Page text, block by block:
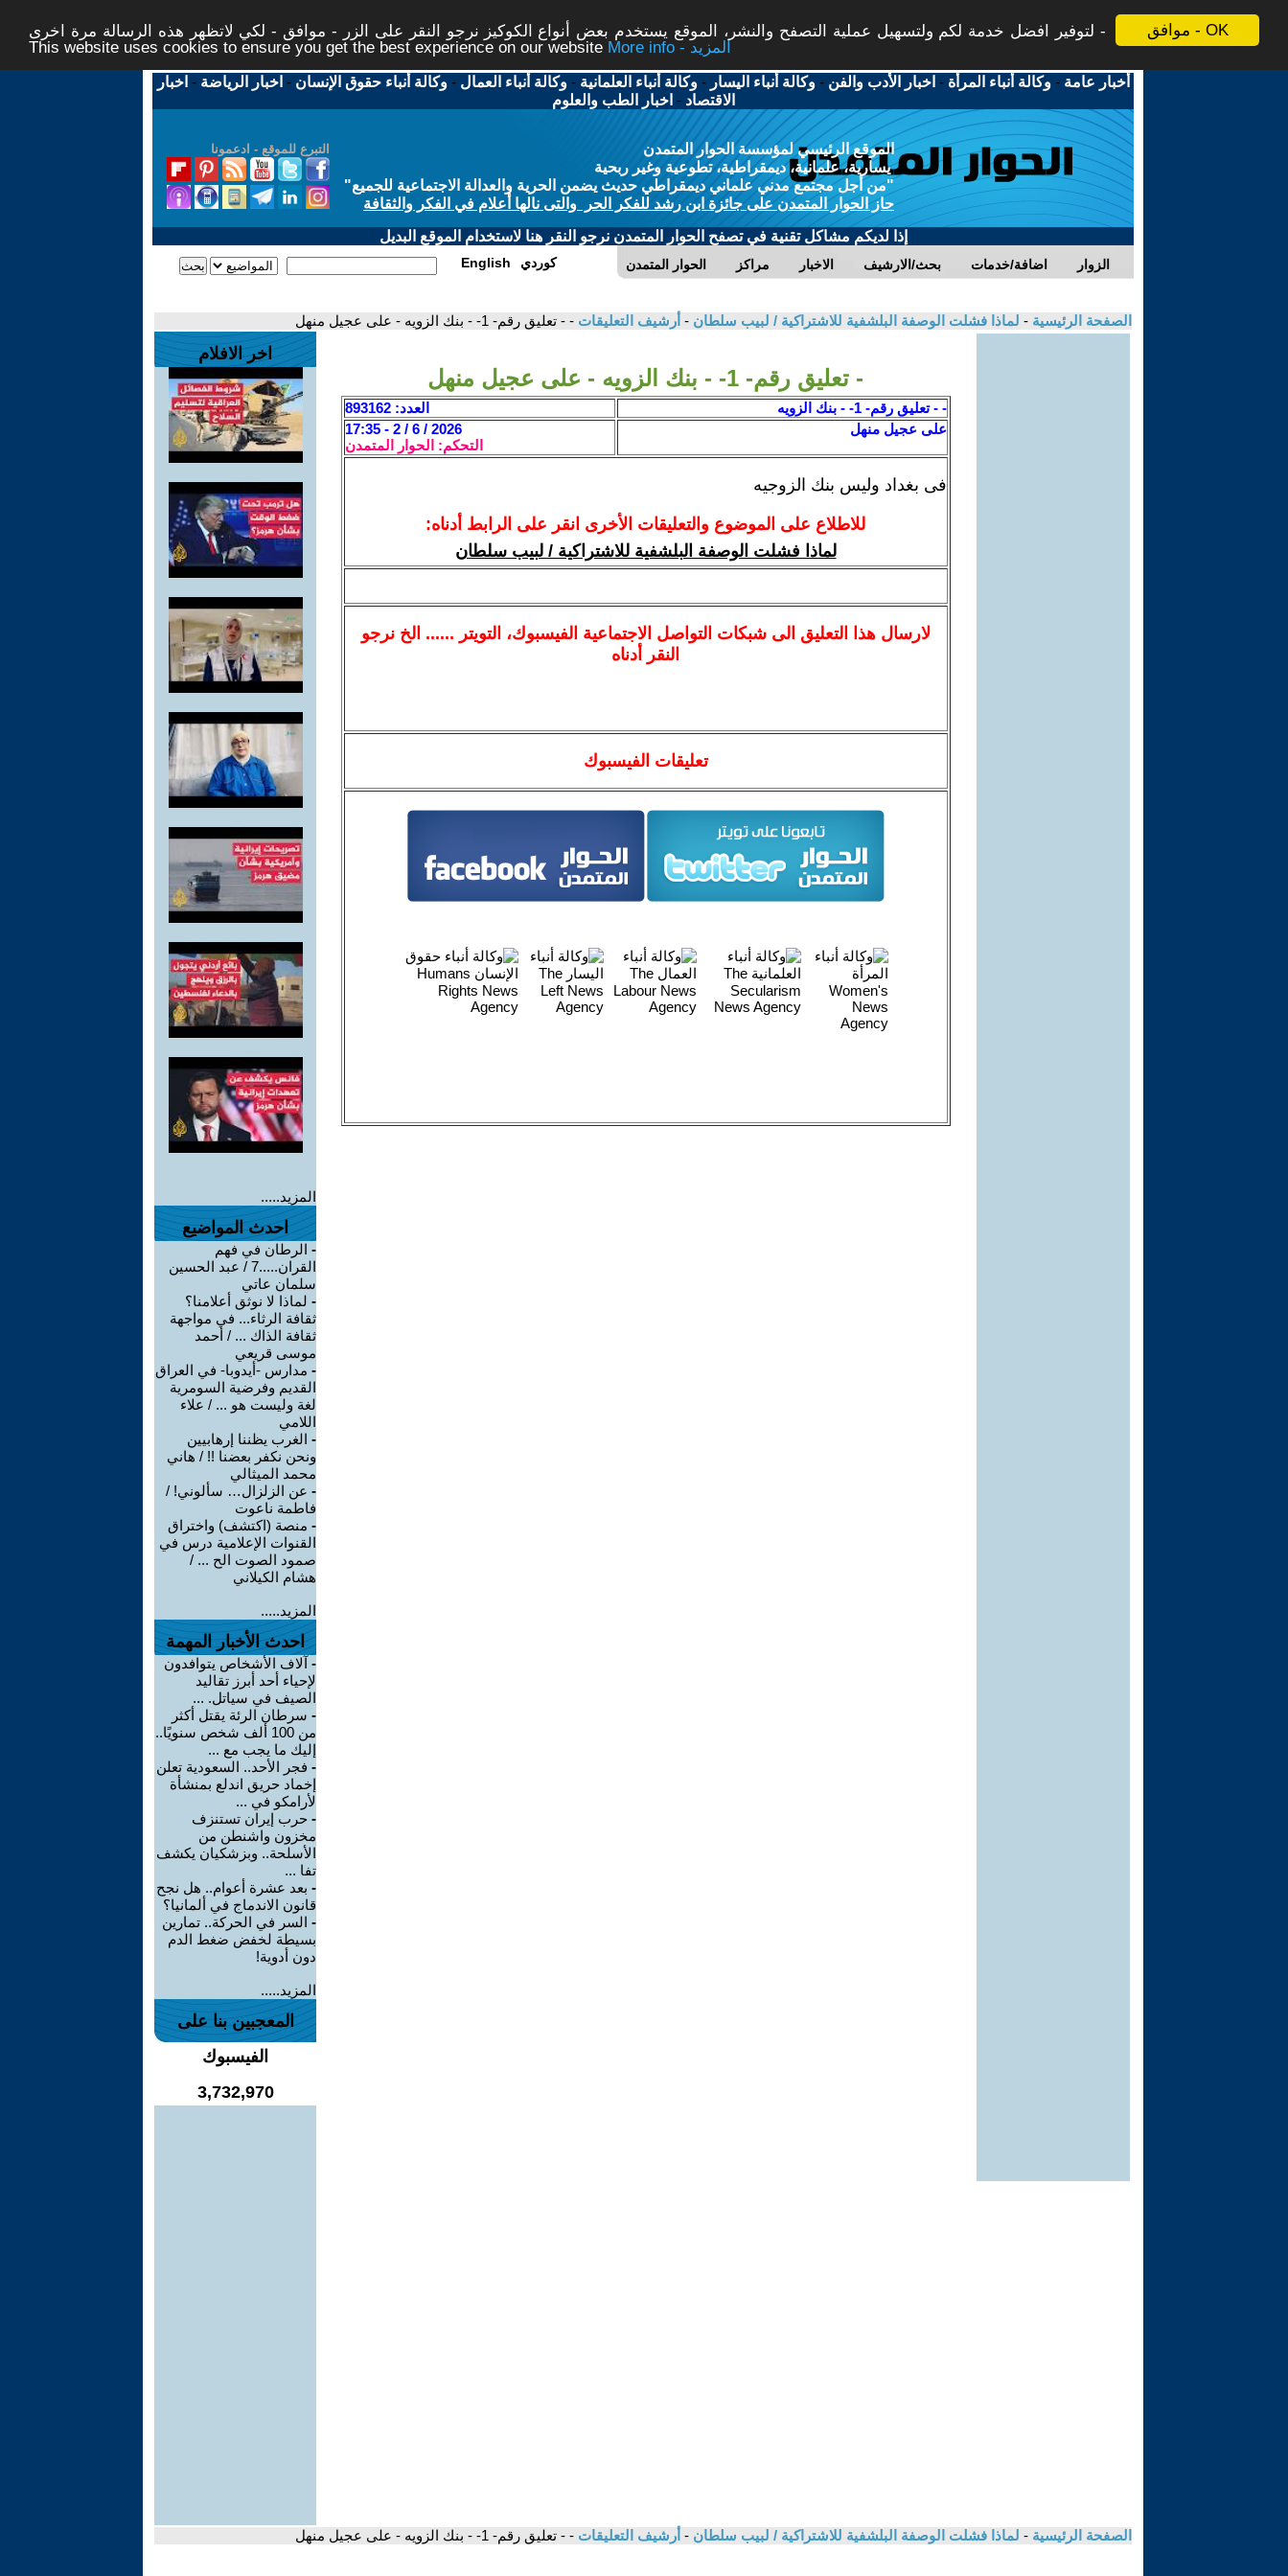
موافق - OK
لتوفير افضل خدمة لكم ولتسهيل عملية التصفح والنشر، الموقع يستخدم بعض أنواع الكوكيز نرجو النقر على الزر - موافق - لكي لاتظهر هذه الرسالة مرة اخرى -
This website uses cookies to ensure you get the best experience on our website
More info - المزيد
أخبار عامة -وكالة أنباء المرأة - اخبار الأدب والفن -وكالة أنباء اليسار -وكالة أنباء العلمانية -وكالة أنباء العمال -وكالة أنباء حقوق الإنسان - اخبار الرياضة - اخبار
الاقتصاد - اخبار الطب والعلوم
التبرع للموقع - ادعمونا
الموقع الرئيسي لمؤسسة الحوار المتمدن
يسارية، علمانية، ديمقراطية، تطوعية وغير ربحية
"من أجل مجتمع مدني علماني ديمقراطي حديث يضمن الحرية والعدالة الاجتماعية للجميع"
حاز الحوار المتمدن على جائزة ابن رشد للفكر الحر والتى نالها أعلام في الفكر والثقافة
إذا لديكم مشاكل تقنية في تصفح الحوار المتمدن نرجو النقر هنا لاستخدام الموقع البديل
الحوار المتمدن مراكز الاخبار بحث/الارشيف اضافة/خدمات الزوار English كوردي
الصفحة الرئيسية - لماذا فشلت الوصفة البلشفية للاشتراكية / لبيب سلطان - أرشيف التعليقات - - تعليق رقم- 1- - بنك الزويه - على عجيل منهل
- تعليق رقم- 1- - بنك الزويه - على عجيل منهل
- - تعليق رقم- 1- - بنك الزويه
العدد: 893162
على عجيل منهل
2026 / 6 / 2 - 17:35
التحكم: الحوار المتمدن
فى بغداد وليس بنك الزوجيه
للاطلاع على الموضوع والتعليقات الأخرى انقر على الرابط أدناه:
لماذا فشلت الوصفة البلشفية للاشتراكية / لبيب سلطان
لارسالهذا التعليق الى شبكات التواصل الاجتماعية الفيسبوك، التويتر ...... الخ نرجو
النقر أدناه
تعليقات الفيسبوك
اخر الافلام
المزيد.....
احدث المواضيع
- الرطان في فهم
القران.....7 / عبد الحسين
سلمان عاتي
- لماذا لا نوثق أعلامنا؟
ثقافة الرثاء... في مواجهة
ثقافة الذاك ... / أحمد
موسى قريعي
- مدارس -أيدوبا- في العراق
القديم وفرضية السومرية
لغة وليست هو ... / علاء
اللامي
- الغرب يظننا إرهابيين
ونحن نكفر بعضنا !! / هاني
محمد الميثالي
- عن الزلزال… سألوني! /
فاطمة ناعوت
- منصة (اكتشف) واختراق
القنوات الإعلامية درس في
صمود الصوت الح ... /
هشام الكيلاني
المزيد.....
احدث الأخبار المهمة
- آلاف الأشخاص يتوافدون
لإحياء أحد أبرز تقاليد
الصيف في سياتل. ...
- سرطان الرئة يقتل أكثر
من 100 ألف شخص سنويًا..
إليك ما يجب مع ...
- فجر الأحد.. السعودية تعلن
إخماد حريق اندلع بمنشأة
لأرامكو في ...
- حرب إيران تستنزف
مخزون واشنطن من
الأسلحة.. وبزشكيان يكشف
تفا ...
- بعد عشرة أعوام.. هل نجح
قانون الاندماج في ألمانيا؟
- السر في الحركة.. تمارين
بسيطة لخفض ضغط الدم
دون أدوية!
المزيد.....
المعجبين بنا على
الفيسبوك
3,732,970
الصفحة الرئيسية - لماذا فشلت الوصفة البلشفية للاشتراكية / لبيب سلطان - أرشيف التعليقات - - تعليق رقم- 1- - بنك الزويه - على عجيل منهل